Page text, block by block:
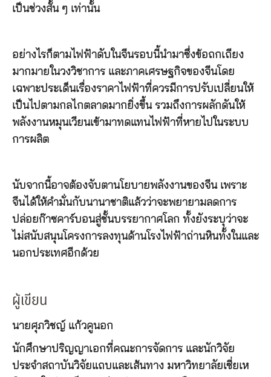
เป็นช่วงสั้น ๆ เท่านั้น
อย่างไรก็ตามไฟฟ้าดับในจีนรอบนี้นำมาซึ่งข้อถกเถียง
มากมายในวงวิชาการ และภาคเศรษฐกิจของจีนโดย
เฉพาะประเด็นเรื่องราคาไฟฟ้าที่ควรมีการปรับเปลี่ยนให้
เป็นไปตามกลไกตลาดมากยิ่งขึ้น รวมถึงการผลักดันให้
พลังงานหมุนเวียนเข้ามาทดแทนไฟฟ้าที่หายไปในระบบ
การผลิต
นับจากนี้อาจต้องจับตานโยบายพลังงานของจีน เพราะ
จีนได้ให้คำมั่นกับนานาชาติแล้วว่าจะพยายามลดการ
ปล่อยก๊าซคาร์บอนสู่ชั้นบรรยากาศโลก ทั้งยังระบุว่าจะ
ไม่สนับสนุนโครงการลงทุนด้านโรงไฟฟ้าถ่านหินทั้งในและ
นอกประเทศอีกด้วย
ผู้เขียน
นายศุภวิชญ์ แก้วคูนอก
นักศึกษาปริญญาเอกที่คณะการจัดการ และนักวิจัย
ประจำสถาบันวิจัยแถบและเส้นทาง มหาวิทยาลัยเซี่ยเห